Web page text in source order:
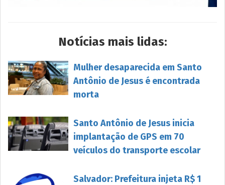
Notícias mais lidas:
Mulher desaparecida em Santo
Antônio de Jesus é encontrada
morta
Santo Antônio de Jesus inicia
implantação de GPS em 70
veículos do transporte escolar
Salvador: Prefeitura injeta R$ 1